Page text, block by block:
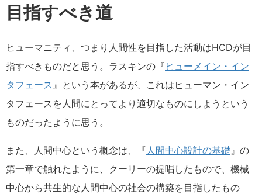
目指すべき道
ヒューマニティ、つまり人間性を目指した活動はHCDが目
指すべきものだと思う。ラスキンの『 ヒューメイン・イン
タフェース 』という本があるが、これはヒューマン・イン
タフェースを人間にとってより適切なものにしようという
ものだったように思う。
また、人間中心という概念は、『人間中心設計の基礎』の
第一章で触れたように、クーリーの提唱したもので、機械
中心から共生的な人間中心の社会の構築を目指したもの